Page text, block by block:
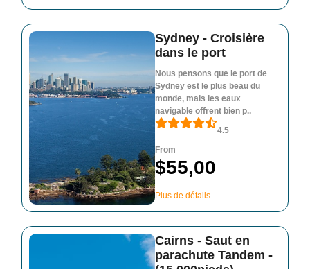
Sydney - Croisière
dans le port
Nous pensons que le port de
Sydney est le plus beau du
monde, mais les eaux
navigable offrent bien p..
4.5
From
$55,00
Plus de détails
Cairns - Saut en
parachute Tandem -